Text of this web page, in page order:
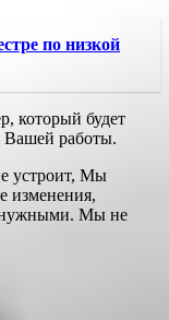
по низкой
который будет
Вашей работы.
устроит, Мы
изменения,
нужными. Мы не